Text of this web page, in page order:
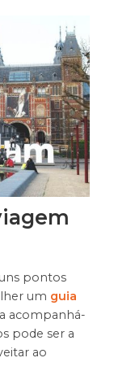
pontos
um guia
acompanhá-
pode ser a
ao